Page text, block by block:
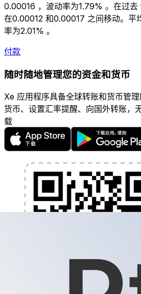
0.00016 ，波动率为1.79% 。在过
在0.00012 和0.00017 之间移动。平
率为2.01% 。
付款
随时随地管理您的资金和货币
Xe 应用程序具备全球转账和货币管
货币、设置汇率提醒、向国外转账，
载